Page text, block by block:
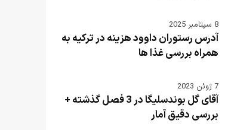
8 سپتامبر 2025
آدرس رستوران داوود هزینه در ترکیه به
همراه بررسی غذا ها
7 ژوئن 2023
آقای گل بوندسلیگا در 3 فصل گذشته +
بررسی دقیق آمار